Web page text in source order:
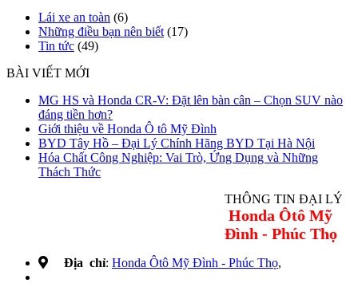
Lái xe an toàn (6)
Những điều bạn nên biết (17)
Tin tức (49)
BÀI VIẾT MỚI
MG HS và Honda CR-V: Đặt lên bàn cân – Chọn SUV nào
đáng tiền hơn?
Giới thiệu về Honda Ô tô Mỹ Đình
BYD Tây Hồ – Đại Lý Chính Hãng BYD Tại Hà Nội
Hóa Chất Công Nghiệp: Vai Trò, Ứng Dụng và Những
Thách ThứcTỔNG ĐÀI HỖ TRỢ
THÔNG TIN ĐẠI LÝ
Honda Ôtô Mỹ
Đình - Phúc Thọ
Địa chỉ: Honda Ôtô Mỹ Đình - Phúc Thọ,